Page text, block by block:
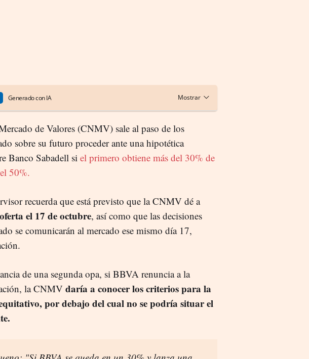
Generado con IA
de Valores (CNMV) sale al paso de los
sobre su futuro proceder ante una hipotética
Banco Sabadell si el primero obtiene más del 30% de
50%.
recuerda que está previsto que la CNMV dé a
el 17 de octubre, así como que las decisiones
se comunicarán al mercado ese mismo día 17,
de una segunda opa, si BBVA renuncia a la
la CNMV daría a conocer los criterios para la
por debajo del cual no se podría situar el